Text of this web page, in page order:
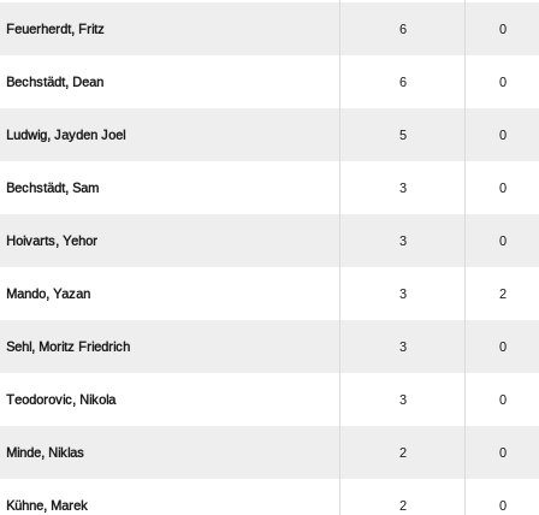
  6 0
  6 0
   5 0
  3 0
  3 0
  3 2
   3 0
  3 0
  2 0
  2 0